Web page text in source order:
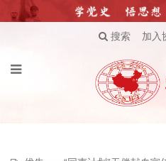
搜索 加入